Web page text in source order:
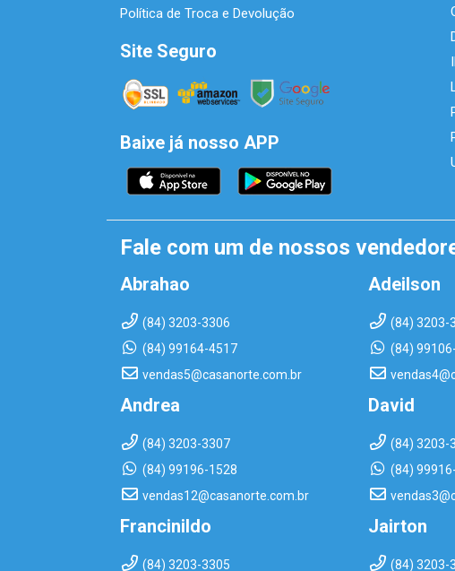
Política de Troca e Devolução
Site Seguro
Baixe já nosso APP
Fale com um de nossos
Abrahao
(84) 3203-3306
(84) 99164-4517
vendas5@casanorte.com.br
Adeilson
(84) 3203-
(84)
Andrea
(84) 3203-3307
(84) 99196-1528
vendas12@casanorte.com.br
David
(84) 3203-
(84)
Francinildo
(84) 3203-3305
Jairton
(84) 3203-